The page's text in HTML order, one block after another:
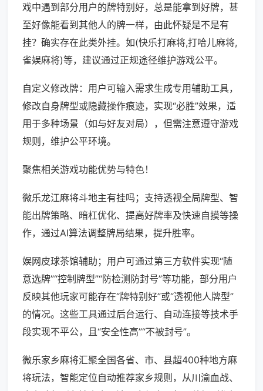
戏中遇到部分用户的牌特别好，总是能拿到好牌，甚
至好像能看到其他人的牌一样，由此怀疑是不是有
挂？确实存在此类外挂。如(快乐打麻将,打哈儿麻将,
雀娱麻将)等，建议通过正规途径维护游戏公平。
自定义修改牌：用户可输入需求生成专用辅助工具，
修改自身牌型或隐藏操作痕迹，实现“必胜”效果，适
用于多种场景（如与好友对局），但需注意遵守游戏
规则，维护公平环境。
聚焦相关游戏功能优势与特色！
微乐龙江麻将斗地主有挂吗；支持透视全局牌型、智
能出牌策略、暗杠优化、提高好牌率及快速自摸等操
作，通过AI算法调整牌局结果，提升胜率。
娱网皮球茶馆辅助；用户可通过第三方软件实现“随
意选牌”“控制牌型”“防检测防封号”等功能，部分用户
反映其他玩家可能存在“牌特别好”或“透视他人牌型”
的情况。这些工具通过后台运行、自动连接等技术手
段实现不平公，且“安全性高”“不被封号”。
微乐家乡麻将汇聚全国各省、市、县超400种地方麻
将玩法，智能定位自动推荐家乡规则，从川渝血战、